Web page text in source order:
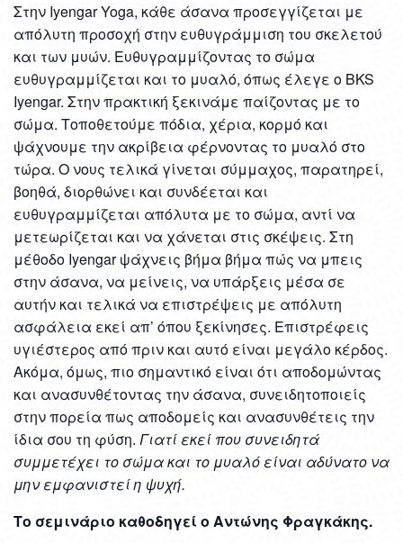
Στην Iyengar Yoga, κάθε άσανα προσεγγίζεται με
απόλυτη προσοχή στην ευθυγράμμιση του σκελετού
και των μυών. Ευθυγραμμίζοντας το σώμα
ευθυγραμμίζεται και το μυαλό, όπως έλεγε ο BKS
Iyengar. Στην πρακτική ξεκινάμε παίζοντας με το
σώμα. Τοποθετούμε πόδια, χέρια, κορμό και
ψάχνουμε την ακρίβεια φέρνοντας το μυαλό στο
τώρα. Ο νους τελικά γίνεται σύμμαχος, παρατηρεί,
βοηθά, διορθώνει και συνδέεται και
ευθυγραμμίζεται απόλυτα με το σώμα, αντί να
μετεωρίζεται και να χάνεται στις σκέψεις. Στη
μέθοδο Iyengar ψάχνεις βήμα βήμα πώς να μπεις
στην άσανα, να μείνεις, να υπάρξεις μέσα σε
αυτήν και τελικά να επιστρέψεις με απόλυτη
ασφάλεια εκεί απ’ όπου ξεκίνησες. Επιστρέφεις
υγιέστερος από πριν και αυτό είναι μεγάλο κέρδος.
Ακόμα, όμως, πιο σημαντικό είναι ότι αποδομώντας
και ανασυνθέτοντας την άσανα, συνειδητοποιείς
στην πορεία πως αποδομείς και ανασυνθέτεις την
ίδια σου τη φύση. Γιατί εκεί που συνειδητά
συμμετέχει το σώμα και το μυαλό είναι αδύνατο να
μην εμφανιστεί η ψυχή.
Το σεμινάριο καθοδηγεί ο Αντώνης Φραγκάκης.